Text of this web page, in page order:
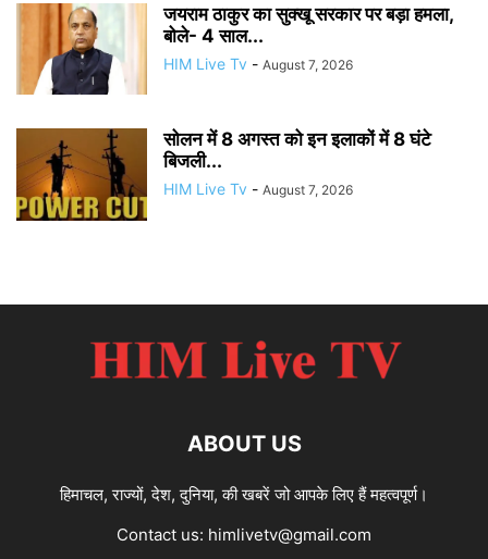
जयराम ठाकुर का सुक्खू सरकार पर बड़ा हमला,
बोले- 4 साल...
HIM Live Tv - August 7, 2026
सोलन में 8 अगस्त को इन इलाकों में 8 घंटे
बिजली...
HIM Live Tv - August 7, 2026
ABOUT US
हिमाचल, राज्यों, देश, दुनिया, की खबरें जो आपके लिए हैं महत्वपूर्ण।
Contact us: himlivetv@gmail.com